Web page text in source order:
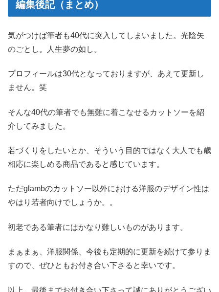
編集後記（まとめ）
気がつけば筆者も40代に突入してしまいました。光陰矢
のごとし。人生夢の如し。
プロフィールは30代となっておりますが、あえて更新し
ません。笑
そんな40代の筆者でも無難に着こなせるカットソーを紹
介してみました。
若づくりをしたいとか、そういう目的ではなく大人でも歳
相応に楽しめる商品であると感じています。
ただglambのカットソー以外における洋服のデザイン性は
やはり若者向けでしょうか。。
初老である筆者にはかなり難しいものがあります。
まぁまぁ、洋服関係、今後も定期的に更新を続けて参りま
すので、ぜひともお付き合い下さると幸いです。
以上、最後までお付き合い下さって誠にありがとうござい